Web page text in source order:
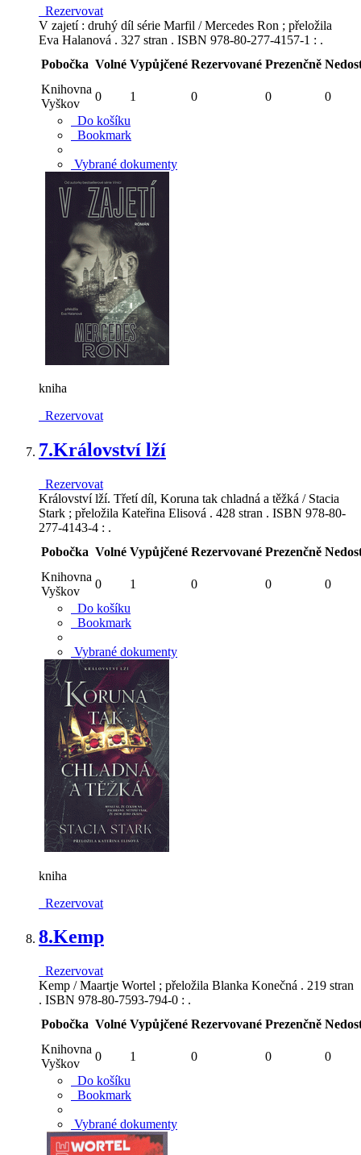
Rezervovat
V zajetí : druhý díl série Marfil / Mercedes Ron ; přeložila
Eva Halanová . 327 stran . ISBN 978-80-277-4157-1 : .
Pobočka Volné Vypůjčené Rezervované Prezenčně
Knihovna
Vyškov
0 1 0 0
0
Do košíku
Bookmark
Vybrané dokumenty
kniha
Rezervovat
7.Království lží
Rezervovat
Království lží. Třetí díl, Koruna tak chladná a těžká / Stacia
Stark ; přeložila Kateřina Elisová . 428 stran . ISBN 978-80-
277-4143-4 : .
Pobočka Volné Vypůjčené Rezervované Prezenčně
Knihovna
Vyškov
0 1 0 0
0
Do košíku
Bookmark
Vybrané dokumenty
kniha
Rezervovat
8.Kemp
Rezervovat
Kemp / Maartje Wortel ; přeložila Blanka Konečná . 219 stran
. ISBN 978-80-7593-794-0 : .
Pobočka Volné Vypůjčené Rezervované Prezenčně
Knihovna
Vyškov
0 1 0 0
0
Do košíku
Bookmark
Vybrané dokumenty